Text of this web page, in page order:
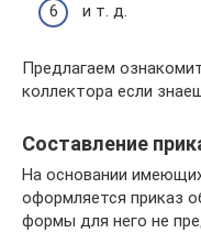
и т. д.
Предлагаем
коллектора если
Составление
На основании
оформляется приказ
формы для него не